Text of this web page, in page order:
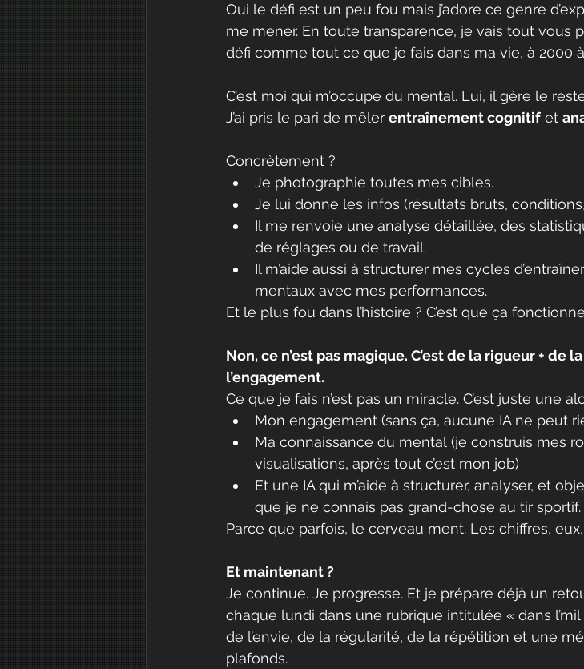
Oui le défi est un peu fou mais j’adore ce genre
me mener. En toute transparence, je vais tout vous
défi comme tout ce que je fais dans ma vie, à 2000 à
C’est moi qui m’occupe du mental. Lui, il gère le
J’ai pris le pari de mêler entraînement cognitif et
Concrètement ?
Je photographie toutes mes cibles.
Je lui donne les infos (résultats bruts,
Il me renvoie une analyse détaillée, des
de réglages ou de travail.
Il m’aide aussi à structurer mes cycles
mentaux avec mes performances.
Et le plus fou dans l’histoire ? C’est que ça
Non, ce n’est pas magique. C’est de la rigueur + de
l’engagement.
Ce que je fais n’est pas un miracle. C’est juste une
Mon engagement (sans ça, aucune IA ne peut
Ma connaissance du mental (je construis mes
visualisations, après tout c’est mon job)
Et une IA qui m’aide à structurer, analyser, et
que je ne connais pas grand-chose au tir sportif.
Parce que parfois, le cerveau ment. Les chiffres,
Et maintenant ?
Je continue. Je progresse. Et je prépare déjà un
chaque lundi dans une rubrique intitulée « dans l’mil
de l’envie, de la régularité, de la répétition et une
plafonds.